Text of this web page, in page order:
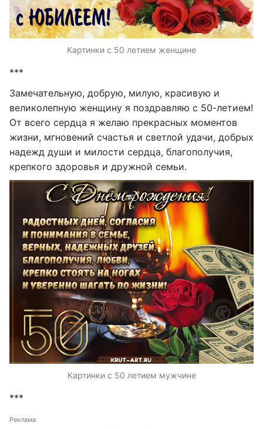
Картинки с 50 летием женщине
***
Замечательную, добрую, милую, красивую и
великолепную женщину я поздравляю с 50-летием!
От всего сердца я желаю прекрасных моментов
жизни, мгновений счастья и светлой удачи, добрых
надежд души и милости сердца, благополучия,
крепкого здоровья и дружной семьи.
Картинки с 50 летием мужчине
***
Реклама